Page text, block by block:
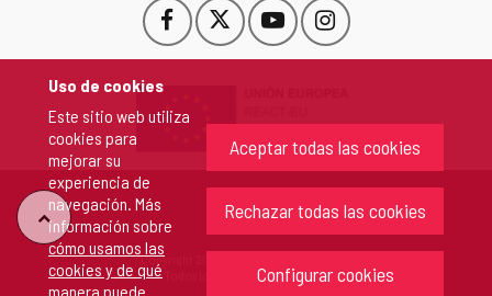
Uso de cookies
Este sitio web utiliza
cookies para
mejorar su
experiencia de
navegación. Más
información sobre
cómo usamos las
cookies y de qué
manera puede
Aceptar todas las cookies
Rechazar todas las cookies
Configurar cookies
Facebook
Este
enlace
en
nueva.
Este
enlace
una
ventana
nueva.
YouTube
Este
enlace
una
ventana
nueva.
Instagram
Este
enlace
una
ventana
nueva.
"Volver
arriba"
Copyright 2026 - Junta de Castilla y León
Todos los derechos reservados.